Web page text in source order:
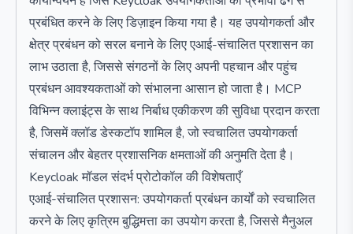
प्रबंधित करने के लिए डिज़ाइन किया गया है। यह उपयोगकर्ता और
क्षेत्र प्रबंधन को सरल बनाने के लिए एआई-संचालित प्रशासन का
लाभ उठाता है, जिससे संगठनों के लिए अपनी पहचान और पहुंच
प्रबंधन आवश्यकताओं को संभालना आसान हो जाता है। MCP
विभिन्न क्लाइंट्स के साथ निर्बाध एकीकरण की सुविधा प्रदान करता
है, जिसमें क्लॉड डेस्कटॉप शामिल है, जो स्वचालित उपयोगकर्ता
संचालन और बेहतर प्रशासनिक क्षमताओं की अनुमति देता है।
Keycloak मॉडल संदर्भ प्रोटोकॉल की विशेषताएँ
एआई-संचालित प्रशासन: उपयोगकर्ता प्रबंधन कार्यों को स्वचालित
करने के लिए कृत्रिम बुद्धिमत्ता का उपयोग करता है, जिससे मैनुअल